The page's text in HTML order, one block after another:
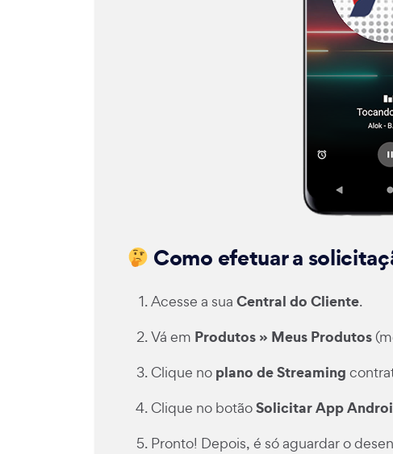
Como efetuar a
Acesse a sua Central do Cliente.
Vá em Produtos » Meus Produtos
Clique no plano de Streaming
Clique no botãoSolicitar App
Pronto! Depois, é só aguardar o